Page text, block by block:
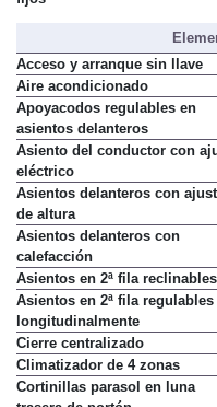
Acceso y arranque sin llave
Aire acondicionado
Apoyacodos regulables en
asientos delanteros
Asiento del conductor con
eléctrico
Asientos delanteros con
de altura
Asientos delanteros con
calefacción
Asientos en 2ª fila reclinables
Asientos en 2ª fila regulables
longitudinalmente
Cierre centralizado
Climatizador de 4 zonas
Cortinillas parasol en luna